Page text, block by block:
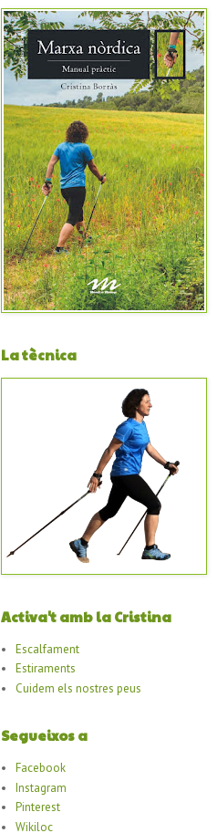
La tècnica
Activa't amb la Cristina
Escalfament
Estiraments
Cuidem els nostres peus
Segueixos a
Facebook
Instagram
Pinterest
Wikiloc